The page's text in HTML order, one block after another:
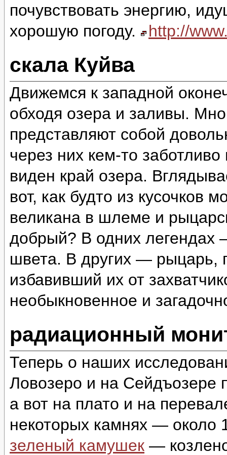
почувствовать энергию,
хорошую погоду.
http://
скала Куйва
Движемся к западной
обходя озера и заливы.
представляют собой
через них кем-то
виден край озера.
вот, как будто из кусочков
великана в шлеме и
добрый? В одних
швета. В других —
избавивший их от
необыкновенное и
радиационный
Теперь о наших
Ловозеро и на Сейдъозере
а вот на плато и на
некоторых камнях — около
зеленый камушек —